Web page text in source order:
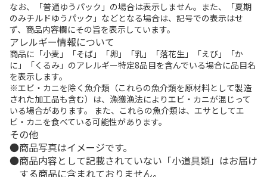
なお、「普通ゆうパック」の場合は表示しません。また、「夏期
のみチルドゆうパック」などとなる場合は、記号での表示はせ
ず、商品内容欄にその旨を表示しています。
アレルギー情報について
商品に「小麦」「そば」「卵」「乳」「落花生」「えび」「か
に」「くるみ」のアレルギー特定8品目を含んでいる場合に品目名
を表示します。
※エビ・カニを除く魚介類（これらの魚介類を原材料として製造
された加工品も含む）は、漁獲漁法によりエビ・カニが混じって
いる場合があります。 また、これらの魚介類は、エサとしてエ
ビ・カニを食べている可能性があります。
その他
商品写真はイメージです。
商品内容として記載されていない「小道具類」はお届け
する商品に含まれておりません。